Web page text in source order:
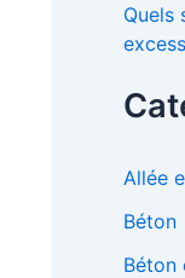
Quels
Allée
Béton
Béton